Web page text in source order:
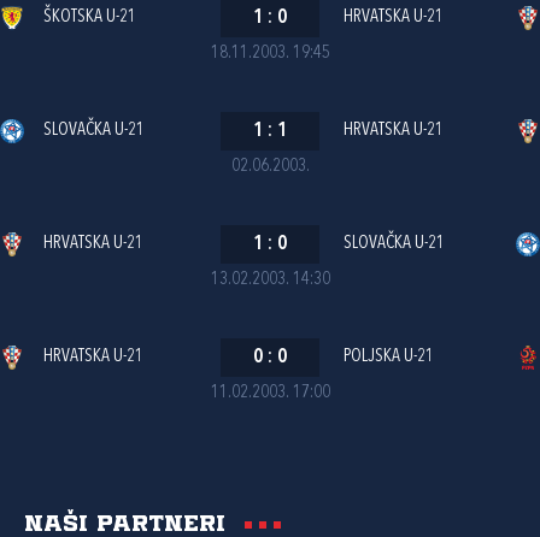
18.11.2003. 19:45
ŠKOTSKA U-21 1 : 0 HRVATSKA U-21
02.06.2003.
SLOVAČKA U-21 1 : 1 HRVATSKA U-21
13.02.2003. 14:30
HRVATSKA U-21 1 : 0 SLOVAČKA U-21
11.02.2003. 17:00
HRVATSKA U-21 0 : 0 POLJSKA U-21
Naši partneri